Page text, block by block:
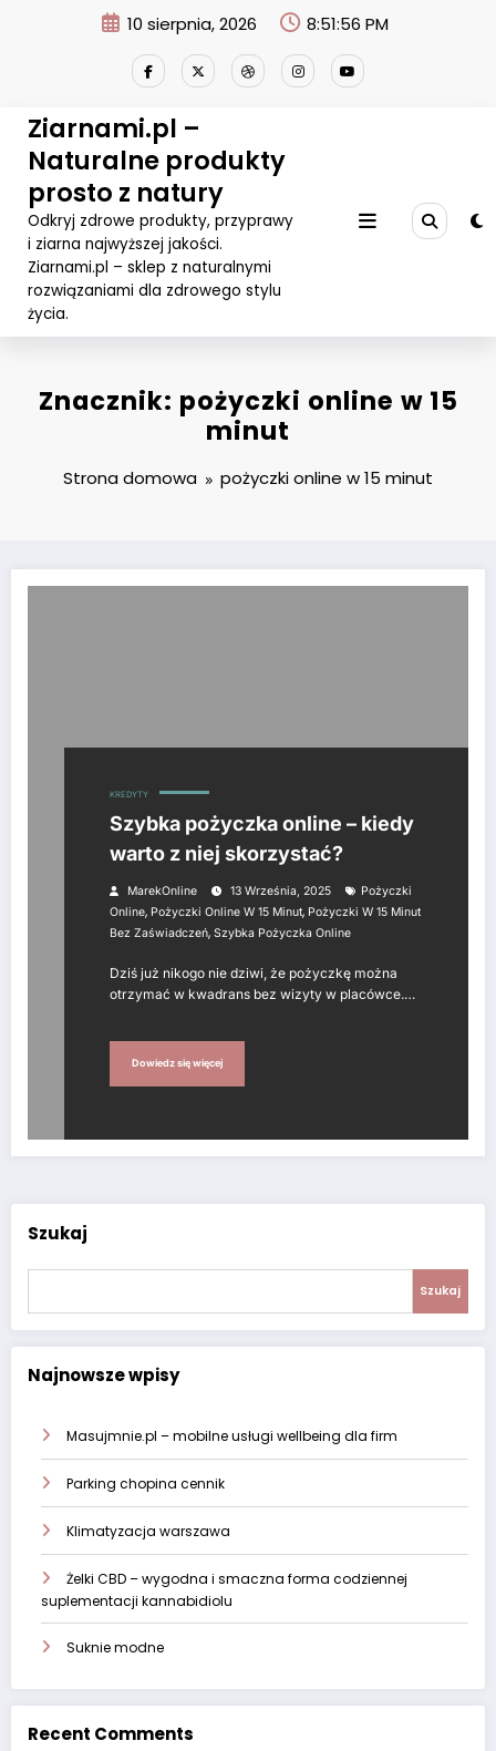
10 sierpnia, 2026 8:51:56 PM
Ziarnami.pl –
Naturalne produkty
prosto z natury
Odkryj zdrowe produkty, przyprawy
i ziarna najwyższej jakości.
Ziarnami.pl – sklep z naturalnymi
rozwiązaniami dla zdrowego stylu
życia.
Znacznik: pożyczki online w 15
minut
Strona domowa pożyczki online w 15 minut
KREDYTY
Szybka pożyczka online – kiedy
warto z niej skorzystać?
MarekOnline 13 Września, 2025
Pożyczki
Online, Pożyczki Online W 15 Minut, Pożyczki W 15 Minut
Bez Zaświadczeń, Szybka Pożyczka Online
Dziś już nikogo nie dziwi, że pożyczkę można
otrzymać w kwadrans bez wizyty w placówce.…
Dowiedz się więcej
Szukaj
Szukaj
Najnowsze wpisy
Masujmnie.pl – mobilne usługi wellbeing dla firm
Parking chopina cennik
Klimatyzacja warszawa
Żelki CBD – wygodna i smaczna forma codziennej
suplementacji kannabidiolu
Suknie modne
Recent Comments